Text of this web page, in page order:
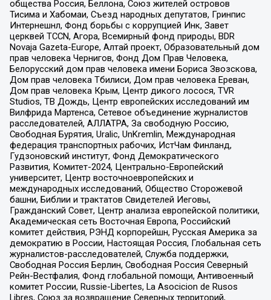
общества Россия, Беллона, Союз жителей островов
Тисима и Хабомаи, Съезд народных депутатов, Гринпис
Интернешнл, Фонд борьбы с коррупцией Инк, Завет
церквей TCCN, Агора, Всемирный фонд природы, BDR
Novaja Gazeta-Europe, Алтай проект, Образовательный дом
прав человека Чернигов, Фонд Дом Прав Человека,
Белорусский дом прав человека имени Бориса Звозскова,
Дом прав человека Тбилиси, Дом прав человека Ереван,
Дом прав человека Крым, Центр дикого лосося, TVR
Studios, ТВ Дождь, Центр европейских исследований им
Вилфрида Мартенса, Сетевое объединение журналистов
расследователей, АЛЛАТРА, За свободную Россию,
Свободная Бурятия, Uralic, UnKremlin, Международная
федерация транспортных рабочих, ИстЧам Финланд,
Гудзоновский институт, Фонд Демократического
Развития, Комитет-2024, Центрально-Европейский
университет, Центр восточноевропейских и
международных исследований, Общество Сторожевой
башни, Библии и трактатов Свидетелей Иеговы,
Гражданский Совет, Центр анализа европейской политики,
Академическая сеть Восточная Европа, Российский
комитет действия, РЭНД корпорейшн, Русская Америка за
демократию в России, Настоящая Россия, Глобальная сеть
журналистов-расследователей, Служба поддержки,
Свободная Россия Берлин, Свободная Россия Северный
Рейн-Вестфалия, Фонд глобальной помощи, Антивоенный
комитет России, Russie-Libertes, La Asocicion de Rusos
Libres, Союз за возвращение Северных территорий,